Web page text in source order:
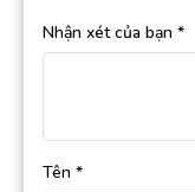
Nhận xét của bạn *
Tên *